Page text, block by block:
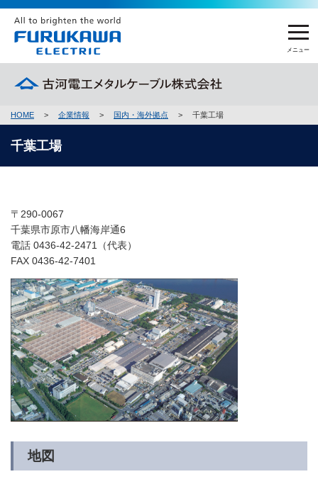
メニュー
製品情報
めっき製品
加工品 他
製品名から探す
企業情報
社長メッセージ
会社概要
国内拠点
沿革
古河電工グループ パーパス
（古河電工サイトへ）
販売窓口
FEMCを知る
FEMCを知る トップ
FEMCの強み
担当者インタビュー
お客様インタビュー
サステナビリティ
サステナビリティ トップ
古河電工グループ サステナビリティ（古河電工サイトへ）
品質・環境活動
労務費転嫁に係る対応方針
採用情報
採用情報 トップ
FEMCを知る
先輩社員の声
募集要項
English お問い合わせ
HOME > 企業情報 > 国内・海外拠点 > 千葉工場
千葉工場
〒290-0067
千葉県市原市八幡海岸通6
電話 0436-42-2471（代表）
FAX 0436-42-7401
地図